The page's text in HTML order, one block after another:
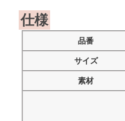
仕様
品番
サイズ
素材